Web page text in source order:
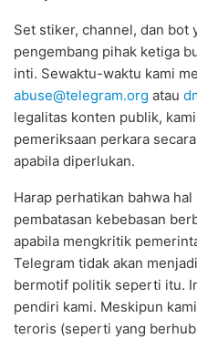
Set stiker, channel, dan bot
pengembang pihak ketiga
inti. Sewaktu-waktu kami
abuse@telegram.org atau
legalitas konten publik,
pemeriksaan perkara
apabila diperlukan.
Harap perhatikan bahwa hal
pembatasan kebebasan
apabila mengkritik
Telegram tidak akan
bermotif politik seperti itu.
pendiri kami. Meskipun
teroris (seperti yang